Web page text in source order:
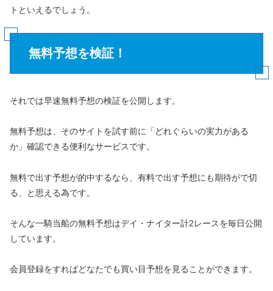
トといえるでしょう。
無料予想を検証！
それでは早速無料予想の検証を公開します。
無料予想は、そのサイトを試す前に「どれぐらいの実力がある
か」確認できる便利なサービスです。
無料で出す予想が的中するなら、有料で出す予想にも期待がで切
る、と思える為です。
そんな一騎当船の無料予想はデイ・ナイター計2レースを毎日公開
しています。
会員登録をすればどなたでも買い目予想を見ることができます。